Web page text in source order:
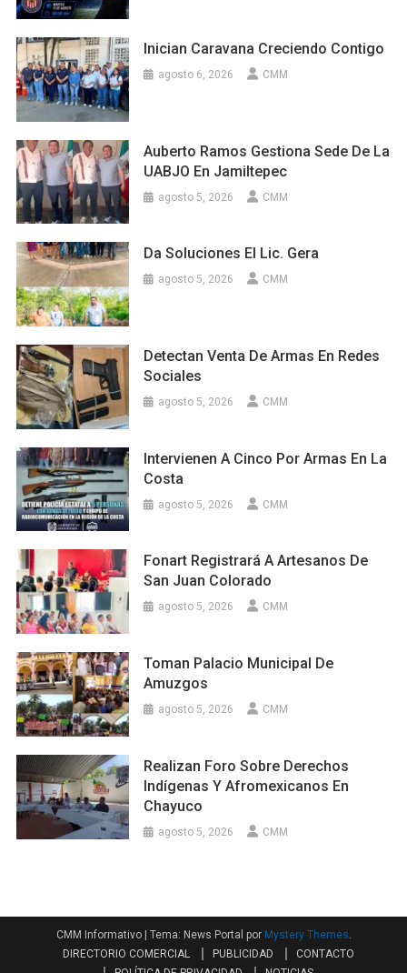
Inician Caravana Creciendo Contigo
agosto 6, 2026 CMM
Auberto Ramos Gestiona Sede De La
UABJO En Jamiltepec
agosto 5, 2026 CMM
Da Soluciones El Lic. Gera
agosto 5, 2026 CMM
Detectan Venta De Armas En Redes
Sociales
agosto 5, 2026 CMM
Intervienen A Cinco Por Armas En La
Costa
agosto 5, 2026 CMM
Fonart Registrará A Artesanos De
San Juan Colorado
agosto 5, 2026 CMM
Toman Palacio Municipal De
Amuzgos
agosto 5, 2026 CMM
Realizan Foro Sobre Derechos
Indígenas Y Afromexicanos En
Chayuco
agosto 5, 2026 CMM
CMM Informativo Tema: News Portal por Mystery Themes.
DIRECTORIO COMERCIAL
PUBLICIDAD
CONTACTO